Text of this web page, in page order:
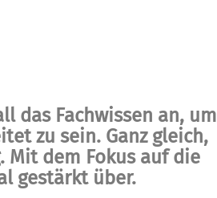
das Fachwissen an, um
zu sein. Ganz gleich,
dem Fokus auf die
gestärkt über.